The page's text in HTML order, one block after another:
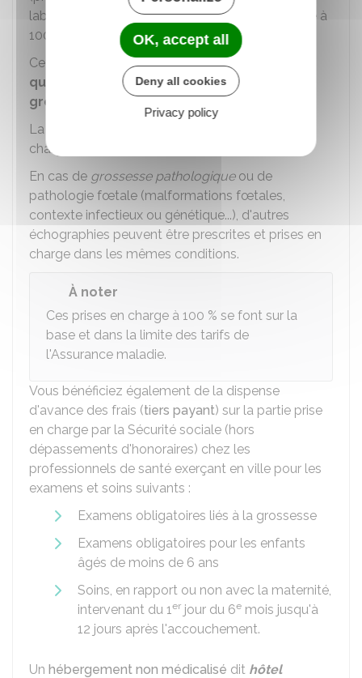
laboratoire, d'hospitalisation) sont pris en charge à
100 %
, sans avance de frais (tiers payant
Cette prise en charge s'applique à tous vos frais
qu'ils soient ou non en rapport avec votre
grossesse
La
charge à
En cas de grossesse pathologiqueou de
pathologie fœtale (malformations fœtales,
contexte infectieux ou génétique...), d'autres
échographies peuvent être prescrites et prises en
charge dans les mêmes conditions.
À noter
Ces prises en charge à 100 % se font sur la
base et dans la limite des tarifs de
l'Assurance maladie.
Vous bénéficiez également de la dispense
d'avance des frais (tiers payant) sur la partie prise
en charge par la Sécurité sociale (hors
dépassements d'honoraires) chez les
professionnels de santé exerçant en ville pour les
examens et soins suivants :
Examens obligatoires liés à la grossesse
Examens obligatoires pour les enfants
âgés de moins de 6 ans
Soins, en rapport ou non avec la maternité,
intervenant du 1er jour du 6e mois jusqu'à
12 jours après l'accouchement.
Un hébergement non médicalisé dit hôtel
OK, accept all
Deny all cookies
Privacy policy